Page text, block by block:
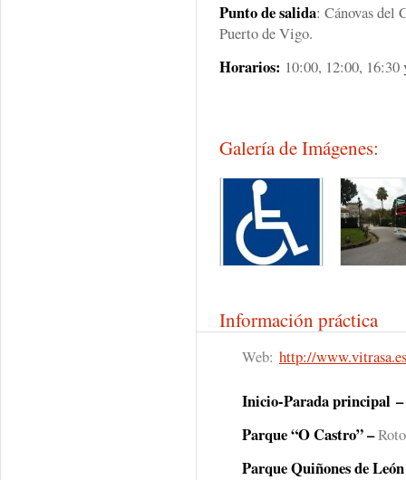
Punto de salida: Cánovas del
Puerto de Vigo.
Horarios: 10:00, 12:00, 16:30
Galería de Imágenes:
Información práctica
Web: http://
Inicio-Parada principal –
Parque “O Castro” –
Parque Quiñones de